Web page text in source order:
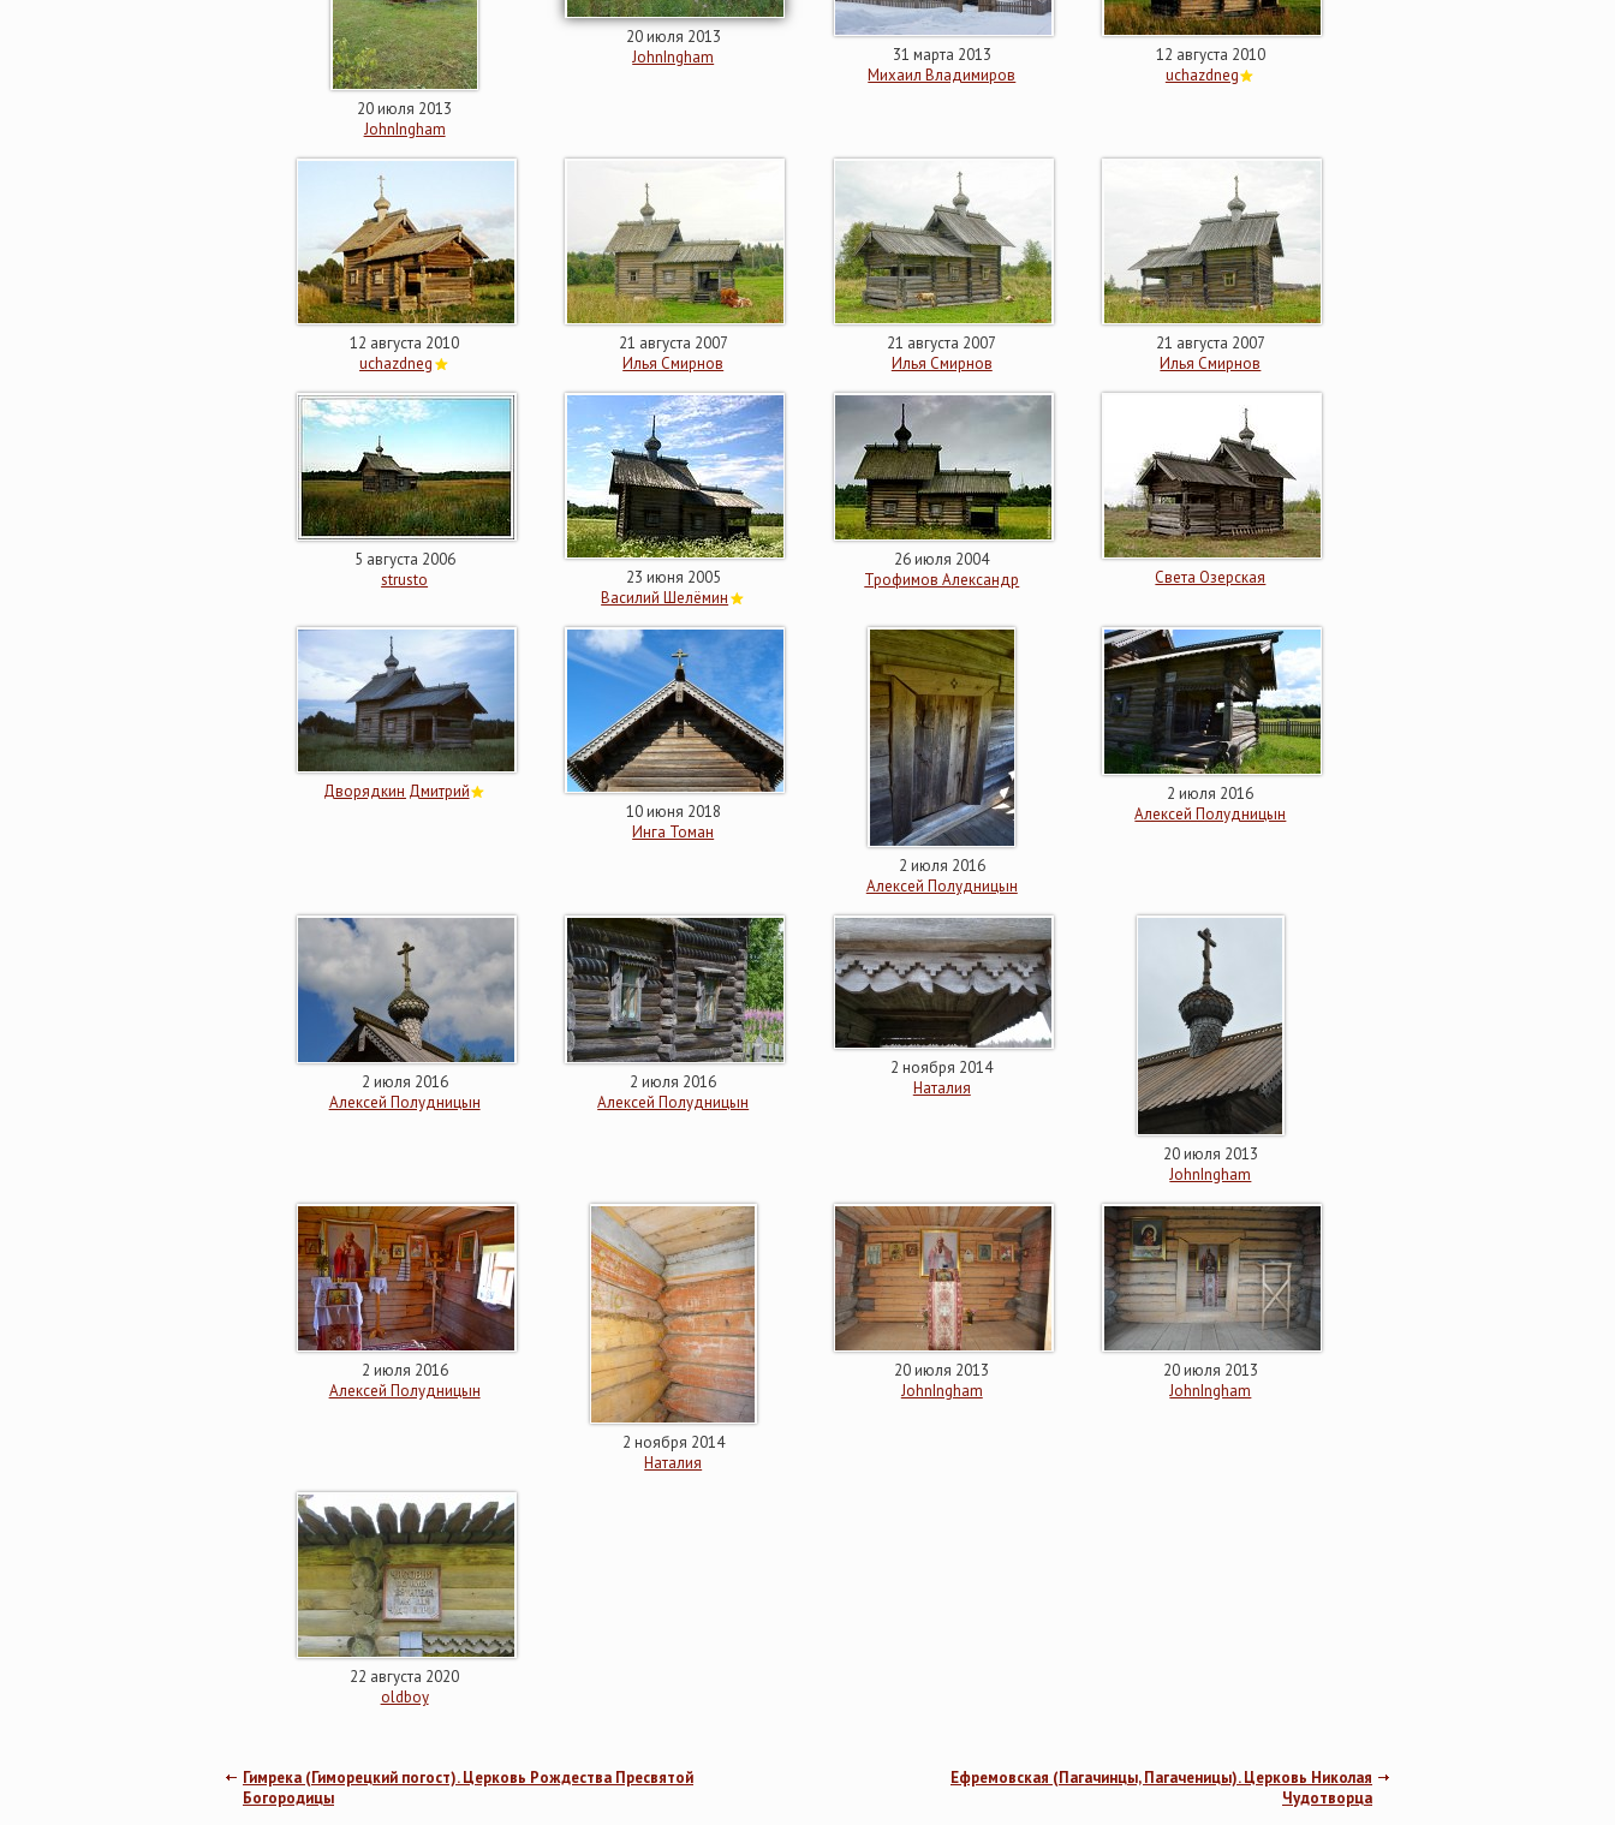
20 июля 2013
JohnIngham
20 июля 2013
JohnIngham
31 марта 2013
Михаил Владимиров
12 августа 2010
uchazdneg
12 августа 2010
uchazdneg
21 августа 2007
Илья Смирнов
21 августа 2007
Илья Смирнов
21 августа 2007
Илья Смирнов
5 августа 2006
strusto
23 июня 2005
Василий Шелёмин
26 июля 2004
Трофимов Александр
Света Озерская
Дворядкин Дмитрий
10 июня 2018
Инга Томан
2 июля 2016
Алексей Полудницын
2 июля 2016
Алексей Полудницын
2 июля 2016
Алексей Полудницын
2 июля 2016
Алексей Полудницын
2 ноября 2014
Наталия
20 июля 2013
JohnIngham
2 июля 2016
Алексей Полудницын
2 ноября 2014
Наталия
20 июля 2013
JohnIngham
20 июля 2013
JohnIngham
22 августа 2020
oldboy
Гимрека (Гиморецкий погост). Церковь Рождества Пресвятой
Богородицы
Ефремовская (Пагачинцы, Пагаченицы). Церковь Николая
Чудотворца